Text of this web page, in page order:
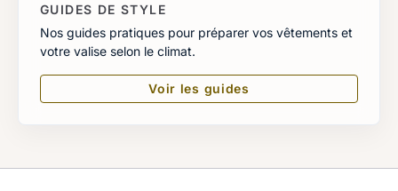
GUIDES DE STYLE
Nos guides pratiques pour préparer vos vêtements et
votre valise selon le climat.
Voir les guides